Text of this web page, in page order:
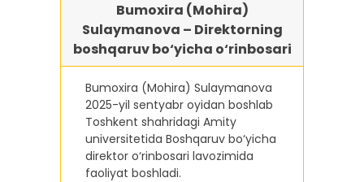
Bumoxira (Mohira)
Sulaymanova – Direktorning
boshqaruv bo‘yicha o‘rinbosari
Bumoxira (Mohira) Sulaymanova
2025-yil sentyabr oyidan boshlab
Toshkent shahridagi Amity
universitetida Boshqaruv bo‘yicha
direktor o‘rinbosari lavozimida
faoliyat boshladi.